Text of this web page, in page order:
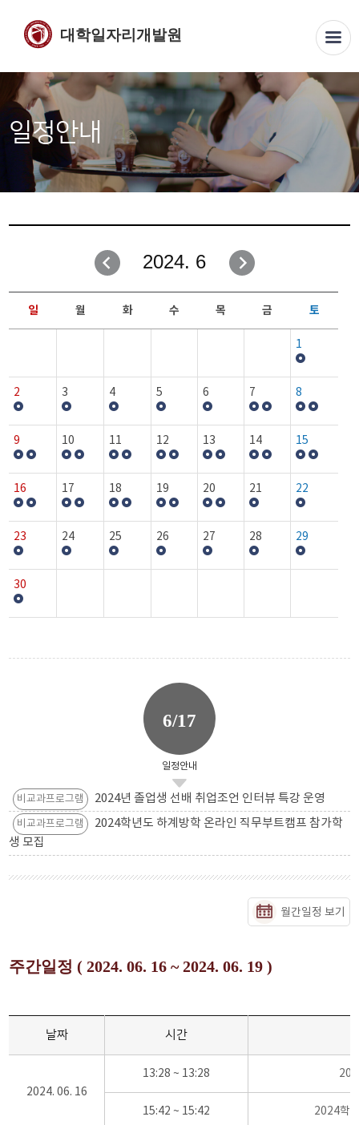
대학일자리개발원
일정안내
2024. 6
일 월 화 수 목 금 토
1
2 3 4 5 6 7 8
9 10 11 12 13 14 15
16 17 18 19 20 21 22
23 24 25 26 27 28 29
30
6/17
일정안내
비교과프로그램 2024년 졸업생 선배 취업조언 인터뷰 특강 운영
비교과프로그램
2024학년도 하계방학 온라인 직무부트캠프 참가학
생 모집
월간일정 보기
주간일정 ( 2024. 06. 16 ~ 2024. 06. 19 )
날짜 시간
2024. 06. 16
13:28 ~ 13:28
15:42 ~ 15:42 2024학